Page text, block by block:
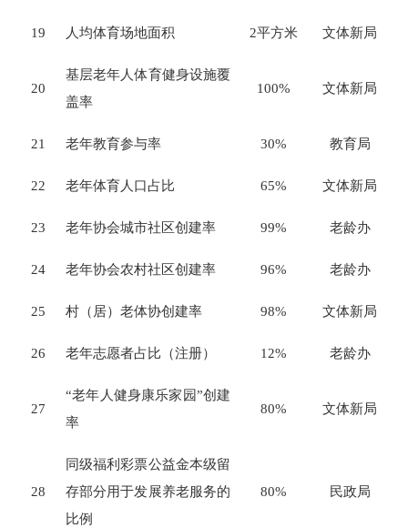
19 人均体育场地面积 2平方米 文体新局
20
基层老年人体育健身设施覆
盖率
100% 文体新局
21 老年教育参与率 30% 教育局
22 老年体育人口占比 65% 文体新局
23 老年协会城市社区创建率 99% 老龄办
24 老年协会农村社区创建率 96% 老龄办
25 村（居）老体协创建率 98% 文体新局
26 老年志愿者占比（注册） 12% 老龄办
27
“老年人健身康乐家园”创建
率
80% 文体新局
28
同级福利彩票公益金本级留
存部分用于发展养老服务的
比例
80% 民政局